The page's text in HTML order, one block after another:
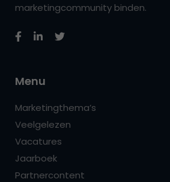
marketingcommunity binden.
Menu
Marketingthema’s
Veelgelezen
Vacatures
Jaarboek
Partnercontent